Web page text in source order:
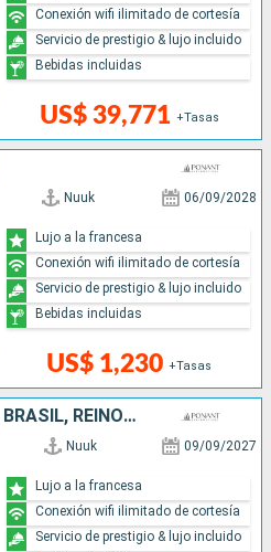
US$ 39,771 +Tasas
Conexión wifi ilimitado de cortesía
Servicio de prestigio & lujo incluido
Bebidas incluidas
Nuuk 06/09/2028
US$ 1,230 +Tasas
Lujo a la francesa
Conexión wifi ilimitado de cortesía
Servicio de prestigio & lujo incluido
Bebidas incluidas
GROENLANDIA, CANADÁ, BRASIL, REINO UNIDO
Nuuk 09/09/2027
Lujo a la francesa
Conexión wifi ilimitado de cortesía
Servicio de prestigio & lujo incluido